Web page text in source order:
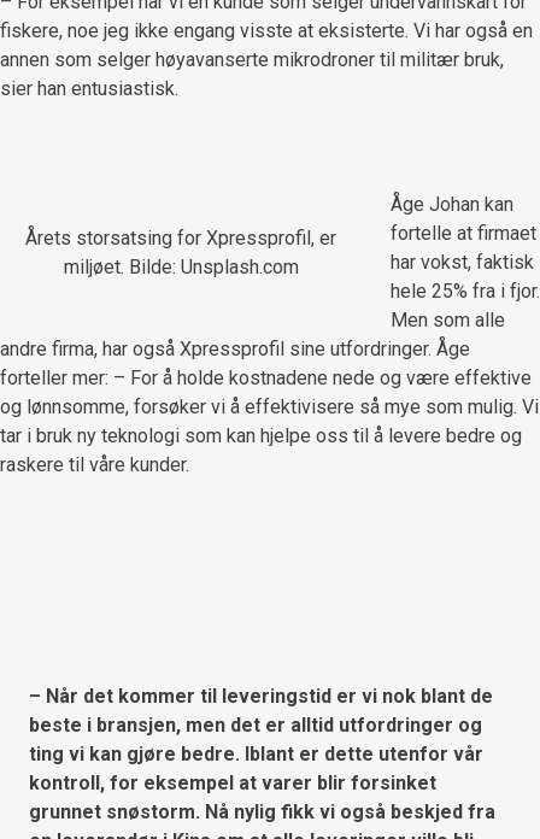
fiskere, noe jeg ikke engang visste at eksisterte. Vi har også en
annen som selger høyavanserte mikrodroner til militær bruk,
sier han entusiastisk.
Årets storsatsing for Xpressprofil, er
miljøet. Bilde: Unsplash.com
Åge Johan kan
fortelle at firmaet
har vokst, faktisk
hele 25% fra i fjor.
Men som alle
andre firma, har også Xpressprofil sine utfordringer. Åge
forteller mer: – For å holde kostnadene nede og være effektive
og lønnsomme, forsøker vi å effektivisere så mye som mulig. Vi
tar i bruk ny teknologi som kan hjelpe oss til å levere bedre og
raskere til våre kunder.
– Når det kommer til leveringstid er vi nok blant de
beste i bransjen, men det er alltid utfordringer og
ting vi kan gjøre bedre. Iblant er dette utenfor vår
kontroll, for eksempel at varer blir forsinket
grunnet snøstorm. Nå nylig fikk vi også beskjed fra